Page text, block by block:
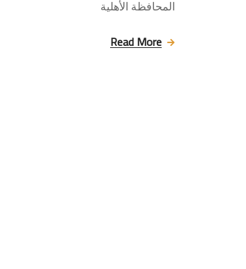
المحافظة الأهلية
Read More